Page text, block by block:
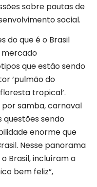
sobre pautas de
social.
do que é o Brasil
mercado
que estão sendo
‘pulmão do
floresta tropical’.
por samba, carnaval
sendo
enorme que
Nesse panorama
Brasil, incluíram a
bem feliz”,